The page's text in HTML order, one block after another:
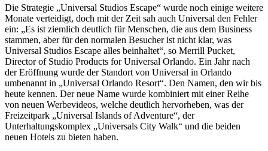
Die Strategie „Universal Studios Escape“ wurde noch einige weitere
Monate verteidigt, doch mit der Zeit sah auch Universal den Fehler
ein: „Es ist ziemlich deutlich für Menschen, die aus dem Business
stammen, aber für den normalen Besucher ist nicht klar, was
Universal Studios Escape alles beinhaltet“, so Merrill Pucket,
Director of Studio Products for Universal Orlando. Ein Jahr nach
der Eröffnung wurde der Standort von Universal in Orlando
umbenannt in „Universal Orlando Resort“. Den Namen, den wir bis
heute kennen. Der neue Name wurde kombiniert mit einer Reihe
von neuen Werbevideos, welche deutlich hervorheben, was der
Freizeitpark „Universal Islands of Adventure“, der
Unterhaltungskomplex „Universals City Walk“ und die beiden
neuen Hotels zu bieten haben.